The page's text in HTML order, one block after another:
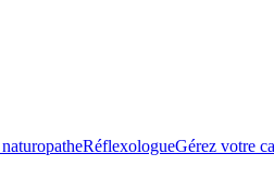
RéflexologueGérez votre